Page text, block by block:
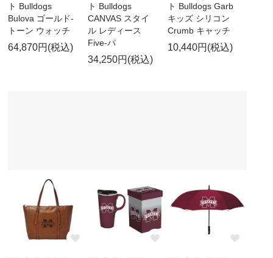
ト Bulldogs
Bulova ゴールド-
トーン ウォッチ
64,870円(税込)
ト Bulldogs
CANVAS スタイ
ル レディース
Five-パ
34,250円(税込)
ト Bulldogs Garb
キッズ シリコン
Crumb キャッチ
10,440円(税込)